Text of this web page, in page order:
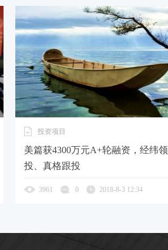
投资项目
美篇获4300万元A+轮融资，经纬领
投、真格跟投
3961 0 2018-8-3 12:34